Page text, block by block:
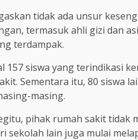
tidak ada unsur
termasuk ahli gizi dan
terdampak.
157 siswa yang terindikasi
Sementara itu, 80 siswa
masing.
pihak rumah sakit tidak
sekolah lain juga mulai